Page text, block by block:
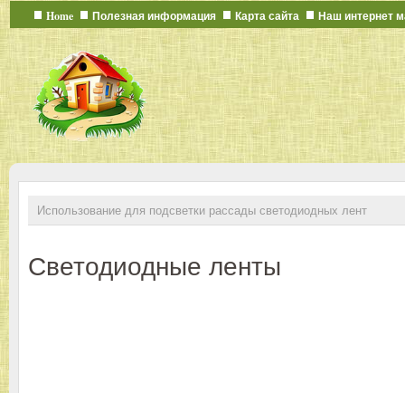
Использование для подсветки рассады светодиодных лент
Светодиодные ленты
Home Полезная информация Карта сайта Наш интернет